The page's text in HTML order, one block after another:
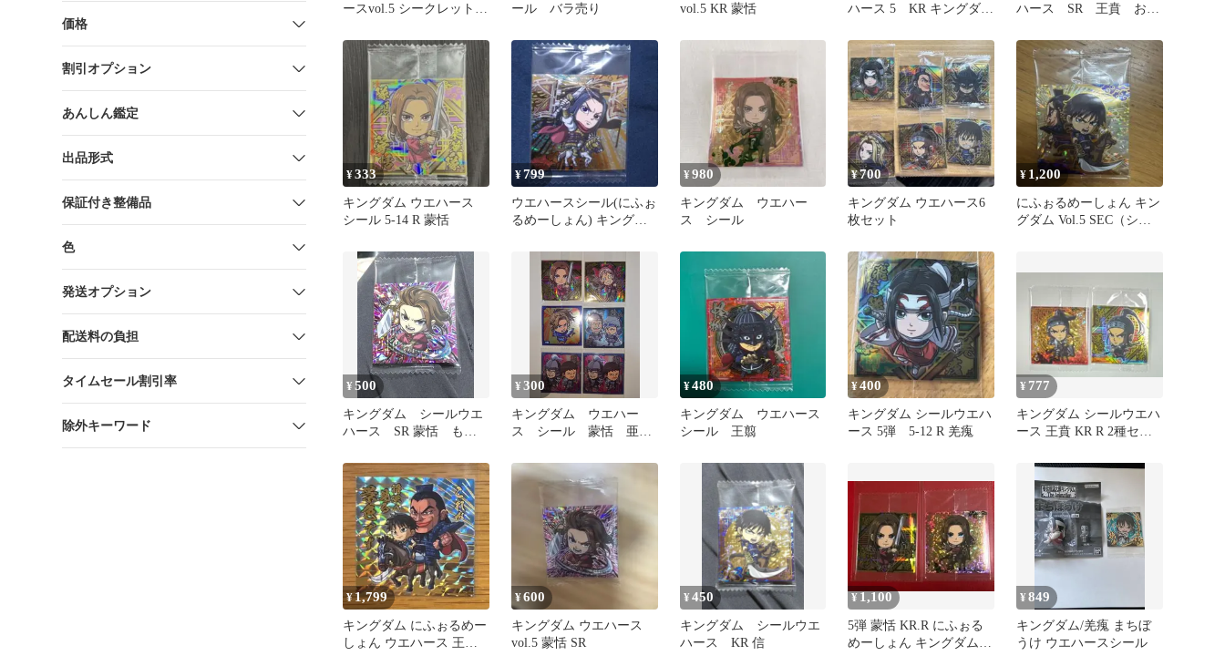
価格
割引オプション
あんしん鑑定
出品形式
保証付き整備品
色
発送オプション
配送料の負担
タイムセール割引率
除外キーワード
ースvol.5 シークレット
ール バラ売り
vol.5 KR 蒙恬
ハース 5 KR キングダム
ハース SR 王賁 おう
¥333
キングダム ウエハース
シール 5-14 R 蒙恬
¥799
ウエハースシール(にふぉ
るめーしょん) キングダ
¥980
キングダム ウエハー
ス シール
¥700
キングダム ウエハース6
枚セット
¥ 1,200
にふぉるめーしょん キン
グダム Vol.5 SEC（シー
¥500
キングダム シールウエ
ハース SR 蒙恬 もう
¥300
キングダム ウエハー
ス シール 蒙恬 亜花
¥480
キングダム ウエハース
シール 王翦
¥400
キングダム シールウエハ
ース 5弾 5-12 R 羌瘣
¥ 777
キングダム シールウエハ
ース 王賁 KR R 2種セッ
¥1,799
キングダム にふぉるめー
しょん ウエハース 王騎
¥600
キングダム ウエハース
vol.5 蒙恬 SR
¥450
キングダム シールウエ
ハース KR 信
¥ 1,100
5弾 蒙恬 KR.R にふぉる
めーしょん キングダム
¥849
キングダム/羌瘣 まちぼ
うけ ウエハースシール